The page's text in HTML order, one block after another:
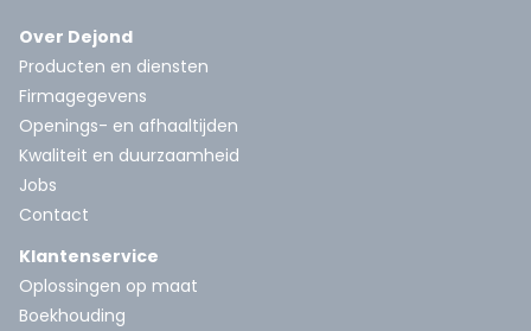
Over Dejond
Producten en diensten
Firmagegevens
Openings- en afhaaltijden
Kwaliteit en duurzaamheid
Jobs
Contact
Klantenservice
Oplossingen op maat
Boekhouding